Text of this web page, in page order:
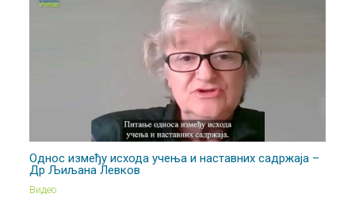
Однос између исхода учења и наставних садржаја –
Др Љиљана Левков
Видео